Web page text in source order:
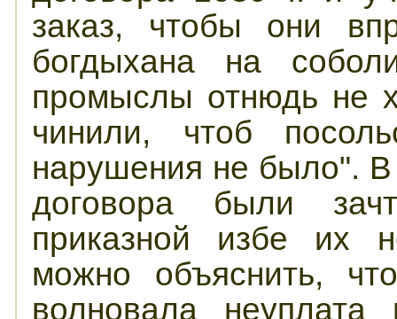
заказ, чтобы они
богдыхана на
промыслы отнюдь не
чинили, чтоб
нарушения не было". В
договора были
приказной избе их
можно объяснить,
волновала